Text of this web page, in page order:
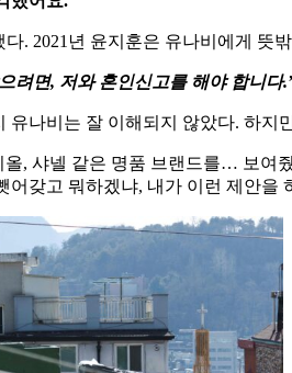
. 2021년 윤지훈은 유나비에게 뜻
려면, 저와 혼인신고를 해야 합니다
유나비는 잘 이해되지 않았다. 하지
올, 샤넬 같은 명품 브랜드를… 보여
어갖고 뭐하겠냐, 내가 이런 제안